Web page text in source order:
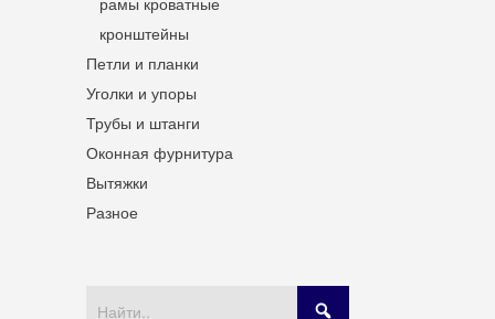
кронштейны
Петли и планки
Уголки и упоры
Трубы и штанги
Оконная фурнитура
Вытяжки
Разное